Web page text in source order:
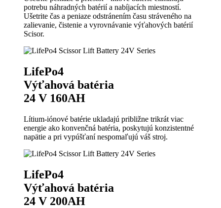
potrebu náhradných batérií a nabíjacích miestností.
Ušetrite čas a peniaze odstránením času stráveného na
zalievanie, čistenie a vyrovnávanie výťahových batérií
Scisor.
LifePo4
Výťahová batéria
24 V 160AH
Lítium-iónové batérie ukladajú približne trikrát viac
energie ako konvenčná batéria, poskytujú konzistentné
napätie a pri vypúšťaní nespomaľujú váš stroj.
LifePo4
Výťahová batéria
24 V 200AH